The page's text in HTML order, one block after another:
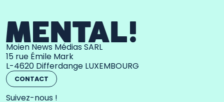
Moien News Médias SARL
15 rue Émile Mark
L-4620 Differdange LUXEMBOURG
CONTACT
Suivez-nous !